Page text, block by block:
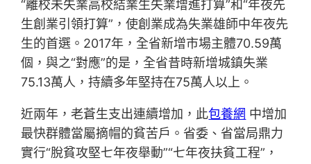
“離校未失業高校結業生失業增進打算”和“年夜先
生創業引領打算”，使創業成為失業雄師中年夜先
生的首選。2017年，全省新增市場主體70.59萬
個，與之“對應”的是，全省昔時新增城鎮失業
75.13萬人，持續多年堅持在75萬人以上。
近兩年，老蒼生支出連續增加，此包養網 中增加
最快群體當屬摘帽的貧苦戶。省委、省當局鼎力
實行“脫貧攻堅七年夜舉動”“七年夜扶貧工程”，